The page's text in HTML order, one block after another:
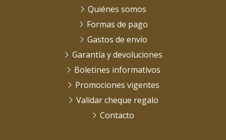
Quiénes somos
Formas de pago
Gastos de envío
Garantía y devoluciones
Boletines informativos
Promociones vigentes
Validar cheque regalo
Contacto